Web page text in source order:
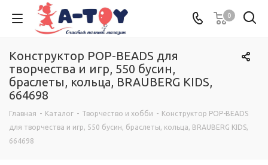
0
Конструктор POP-BEADS для
творчества и игр, 550 бусин,
браслеты, кольца, BRAUBERG KIDS,
664698
Главная - Каталог - Творчество и хобби - Конструктор POP-BEADS
для творчества и игр, 550 бусин, браслеты, кольца, BRAUBERG KIDS,
664698